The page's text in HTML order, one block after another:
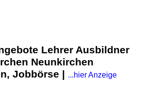
Lehrer Ausbildner
Neunkirchen
Jobbörse | ...hier Anzeige